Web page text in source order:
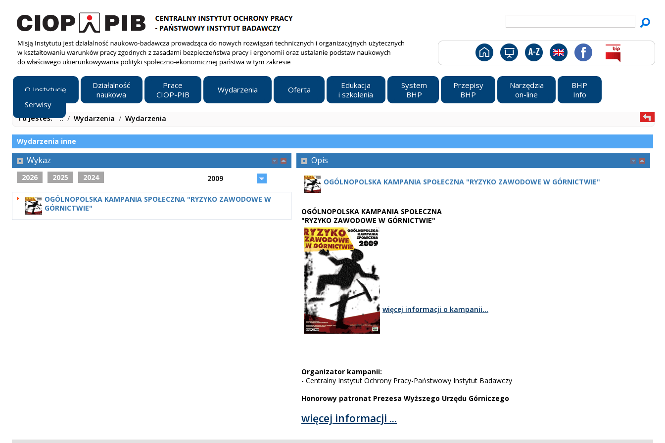
O Instytucie
Działalność
naukowa
Prace
CIOP-PIB
Wydarzenia Oferta
Edukacja
i szkolenia
System
BHP
Przepisy
BHP
Narzędzia
on-line
BHP
Info
Serwisy
Tu jesteś: ../ Wydarzenia / Wydarzenia
Wydarzenia inne
Wykaz
2026 2025 2024 2009
OGÓLNOPOLSKA KAMPANIA SPOŁECZNA "RYZYKO ZAWODOWE W
GÓRNICTWIE"
Opis
OGÓLNOPOLSKA KAMPANIA SPOŁECZNA "RYZYKO ZAWODOWE W GÓRNICTWIE"
OGÓLNOPOLSKA KAMPANIA SPOŁECZNA
"RYZYKO ZAWODOWE W GÓRNICTWIE"
więcej informacji o kampanii...
Organizator kampanii:
- Centralny Instytut Ochrony Pracy-Państwowy Instytut Badawczy
Honorowy patronat Prezesa Wyższego Urzędu Górniczego
więcej informacji ...